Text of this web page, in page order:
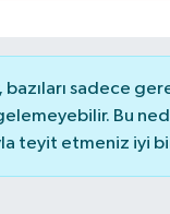
sadece
Bu
teyit etmeniz iyi